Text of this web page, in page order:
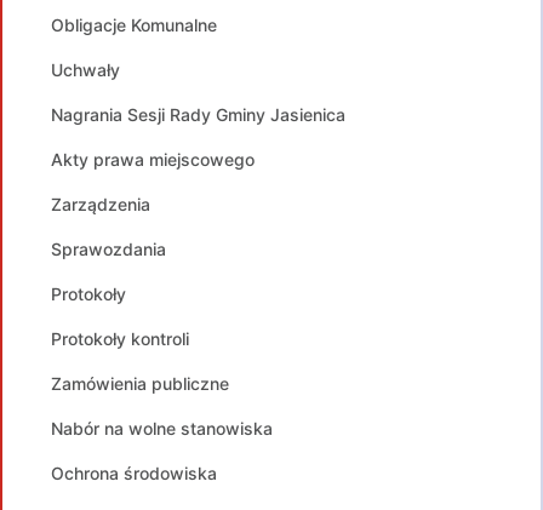
Obligacje Komunalne
Uchwały
Nagrania Sesji Rady Gminy Jasienica
Akty prawa miejscowego
Zarządzenia
Sprawozdania
Protokoły
Protokoły kontroli
Zamówienia publiczne
Nabór na wolne stanowiska
Ochrona środowiska